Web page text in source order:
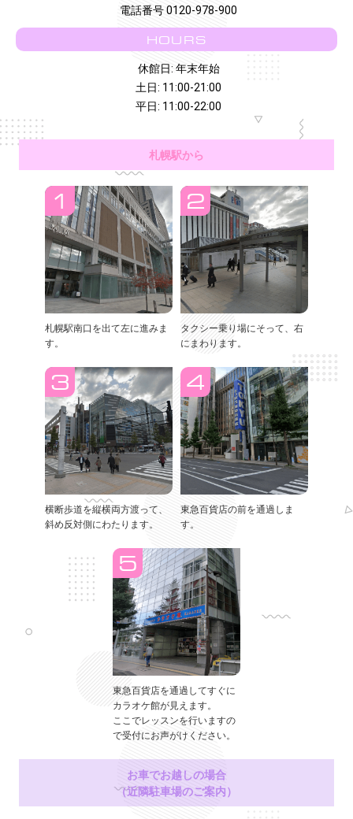
電話番号 0120-978-900
HOURS
休館日: 年末年始
土日: 11:00-21:00
平日: 11:00-22:00
札幌駅から
札幌駅南口を出て左に進みま
す。
タクシー乗り場にそって、右
にまわります。
横断歩道を縦横両方渡って、
斜め反対側にわたります。
東急百貨店の前を通過しま
す。
東急百貨店を通過してすぐに
カラオケ館が見えます。
ここでレッスンを行いますの
で受付にお声がけください。
お車でお越しの場合
（近隣駐車場のご案内）